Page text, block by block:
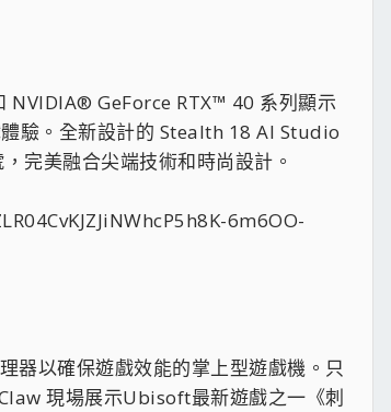
GeForce RTX™ 40 系列顯示
驗。全新設計的 Stealth 18 AI Studio
完美融合尖端技術和時尚設計。
以確保遊戲效能的掌上型遊戲機。只
現場展示Ubisoft最新遊戲之一《刺